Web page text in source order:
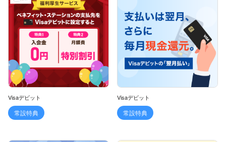
Visaデビット
常設特典
Visaデビット
常設特典